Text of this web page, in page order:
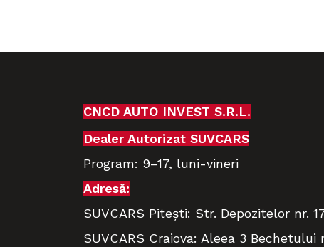
CNCD AUTO INVEST S.R.L.
Dealer Autorizat SUVCARS
Program: 9–17, luni-vineri
Adresă:
SUVCARS Pitești: Str. Depozitelor nr.
SUVCARS Craiova: Aleea 3 Bechetului